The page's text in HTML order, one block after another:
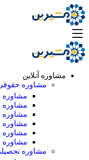
مشاوره آنلاین
مشاوره
مشاوره
مشاوره
مشاوره
مشاوره
مشاوره
مشاوره